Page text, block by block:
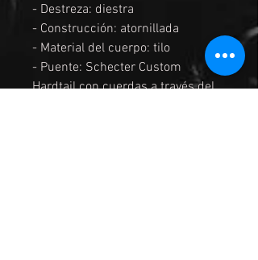
- Destreza: diestra
- Construcción: atornillada
- Material del cuerpo: tilo
- Puente: Schecter Custom
Hardtail con cuerdas a través del